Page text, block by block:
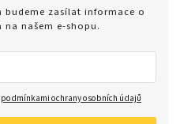
budeme zasílat informace o
našem e-shopu.
podmínkami ochrany osobních údajů